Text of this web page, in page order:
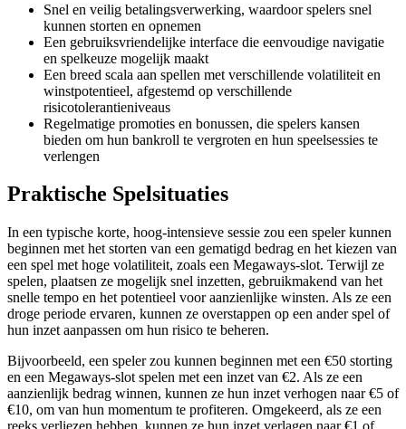
Snel en veilig betalingsverwerking, waardoor spelers snel
kunnen storten en opnemen
Een gebruiksvriendelijke interface die eenvoudige navigatie
en spelkeuze mogelijk maakt
Een breed scala aan spellen met verschillende volatiliteit en
winstpotentieel, afgestemd op verschillende
risicotolerantieniveaus
Regelmatige promoties en bonussen, die spelers kansen
bieden om hun bankroll te vergroten en hun speelsessies te
verlengen
Praktische Spelsituaties
In een typische korte, hoog-intensieve sessie zou een speler kunnen
beginnen met het storten van een gematigd bedrag en het kiezen van
een spel met hoge volatiliteit, zoals een Megaways-slot. Terwijl ze
spelen, plaatsen ze mogelijk snel inzetten, gebruikmakend van het
snelle tempo en het potentieel voor aanzienlijke winsten. Als ze een
droge periode ervaren, kunnen ze overstappen op een ander spel of
hun inzet aanpassen om hun risico te beheren.
Bijvoorbeeld, een speler zou kunnen beginnen met een €50 storting
en een Megaways-slot spelen met een inzet van €2. Als ze een
aanzienlijk bedrag winnen, kunnen ze hun inzet verhogen naar €5 of
€10, om van hun momentum te profiteren. Omgekeerd, als ze een